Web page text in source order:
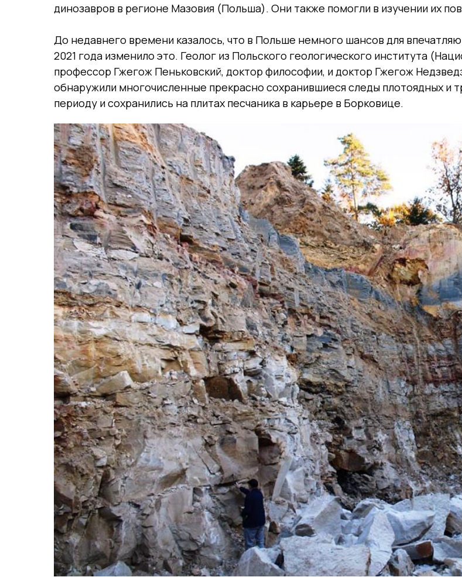
динозавров в регионе Мазовия (Польша). Они также помогли в изучении их
До недавнего времени казалось, что в Польше немного шансов для
2021 года изменило это. Геолог из Польского геологического института
профессор Гжегож Пеньковский, доктор философии, и доктор Гжегож
обнаружили многочисленные прекрасно сохранившиеся следы плотоядных и
периоду и сохранились на плитах песчаника в карьере в Борковице.